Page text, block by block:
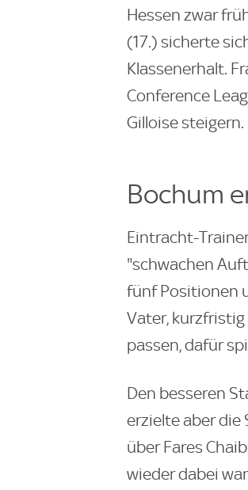
Hessen zwar
(17.) sicherte
Klassenerhalt.
Conference
Gilloise steigern.
Bochum
Eintracht-
"schwachen
fünf Positionen
Vater,
passen, dafür
Den besseren
erzielte aber die
über Fares
wieder dabei